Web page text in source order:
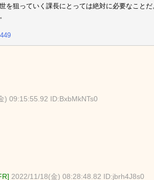
を狙っていく課長にとっては絶対に必要なこと
) 09:15:55.92 ID:BxbMkNTs0
2022/11/18(金) 08:28:48.82 ID:jbrh4J8s0